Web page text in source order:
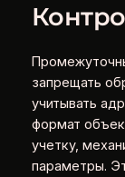
запрещать
учитывать
формат
учетку,
параметры.